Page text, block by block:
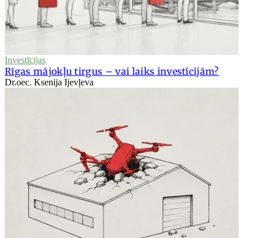
Investīcijas
Rīgas mājokļu tirgus – vai laiks investīcijām?
Dr.oec. Ksenija Ijevļeva